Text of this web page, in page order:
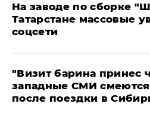
На заводе по сборке
Татарстане массовые
соцсети
"Визит барина принес
западные СМИ
после поездки в